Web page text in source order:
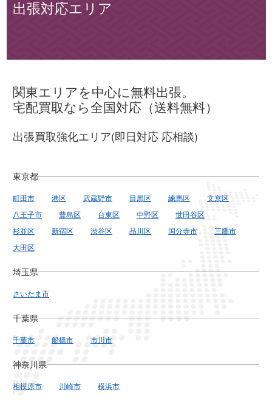
出張対応エリア
関東エリアを中心に無料出張。
宅配買取なら全国対応（送料無料）
出張買取強化エリア(即日対応 応相談)
東京都
町田市 港区 武蔵野市 目黒区 練馬区
文京区
八王子市
豊島区 台東区 中野区
世田谷区
杉並区
新宿区 渋谷区 品川区 国分寺市
三鷹市
大田区
埼玉県
さいたま市
千葉県
千葉市 船橋市 市川市
神奈川県
相模原市 川崎市 横浜市